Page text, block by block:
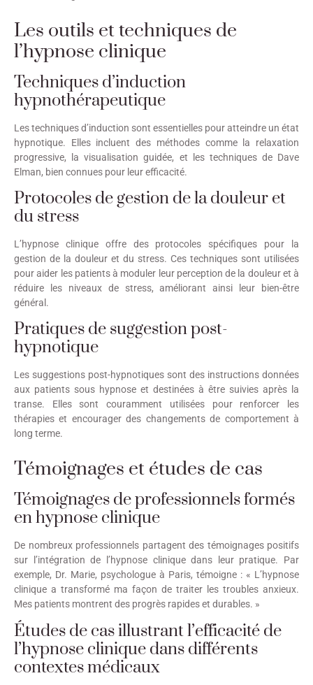
Les outils et techniques de
l’hypnose clinique
Techniques d’induction
hypnothérapeutique
Les techniques d’induction sont essentielles pour atteindre un état
hypnotique. Elles incluent des méthodes comme la relaxation
progressive, la visualisation guidée, et les techniques de Dave
Elman, bien connues pour leur efficacité.
Protocoles de gestion de la douleur et
du stress
L’hypnose clinique offre des protocoles spécifiques pour la
gestion de la douleur et du stress. Ces techniques sont utilisées
pour aider les patients à moduler leur perception de la douleur et à
réduire les niveaux de stress, améliorant ainsi leur bien-être
général.
Pratiques de suggestion post-
hypnotique
Les suggestions post-hypnotiques sont des instructions données
aux patients sous hypnose et destinées à être suivies après la
transe. Elles sont couramment utilisées pour renforcer les
thérapies et encourager des changements de comportement à
long terme.
Témoignages et études de cas
Témoignages de professionnels formés
en hypnose clinique
De nombreux professionnels partagent des témoignages positifs
sur l’intégration de l’hypnose clinique dans leur pratique. Par
exemple, Dr. Marie, psychologue à Paris, témoigne : « L’hypnose
clinique a transformé ma façon de traiter les troubles anxieux.
Mes patients montrent des progrès rapides et durables. »
Études de cas illustrant l’efficacité de
l’hypnose clinique dans différents
contextes médicaux